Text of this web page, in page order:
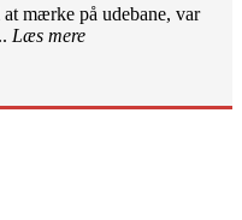
mærke på udebane, var
Læs mere